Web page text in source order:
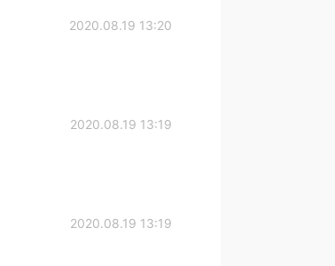
2020.08.19 13:20
2020.08.19 13:19
2020.08.19 13:19